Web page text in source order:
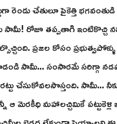
చేతులూ పైకెత్తి
రోజూ తప్పతాగి ఇంటికొచ్చి
ప్రజల కోసం
సామీ... సంసారమే సరిగ్గా
రట్టు చేసుకోవలసొస్తంది.
ఆ మెరకీధి మహాలచ్చిమికే